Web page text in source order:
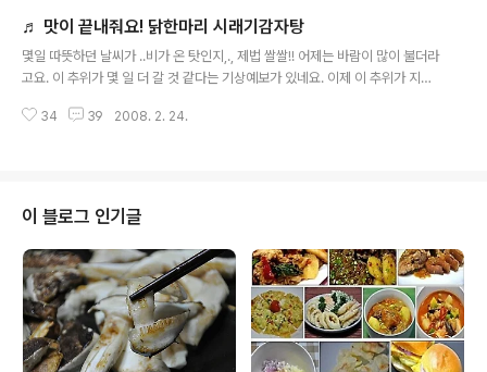
지런히 만들어 보았어요. 돈가스는 조리하는 법은 비교적
쉽고 간단하고, 아이들에게 만들어 주기가 좋은 음식이랍
니다. 오늘은 마트에가면 색색이 만들어 파는 것처럼 빵가
음식이지만.. 조금만 신경을 쓰면 맛있으면서도..멋지고 이
♬ 맛이 끝내줘요! 닭한마리 시래기감자탕
몇일 따뜻하던 날씨가 ..비가 온 탓인지,., 제법 쌀쌀!! 어제는 바람이 많이 불더라
고요. 이 추위가 몇 일 더 갈 것 같다는 기상예보가 있네요. 이제 이 추위가 지나
잘 어울리는 감자탕 소개합니다. 그런데 감자탕하면.. 우선 돼지등뼈를 이용한
수 있지만.. 국물을 넉넉히 넣어 감자탕으로 만들어 보았답니다. 닭에서 나온 육
수가 진하여 다른 육수가 필요없고.. 주말이나 휴일 가족이 모인 날 먹으면 좋..
34 39 2008. 2. 24.
이 블로그 인기글